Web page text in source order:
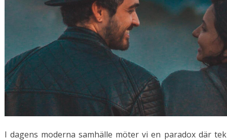
I dagens moderna samhälle möter vi en paradox där